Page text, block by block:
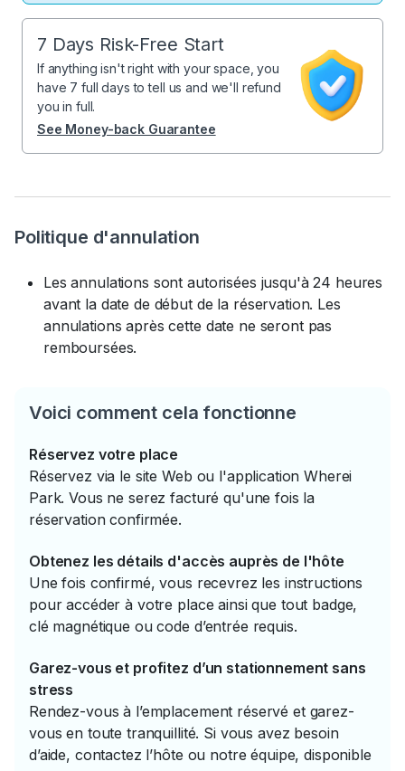
Politique d'annulation
Les annulations sont autorisées jusqu'à 24 heures
avant la date de début de la réservation. Les
annulations après cette date ne seront pas
remboursées.
Voici comment cela fonctionne
Réservez votre place
Réservez via le site Web ou l'application Wherei
Park. Vous ne serez facturé qu'une fois la
réservation confirmée.
Obtenez les détails d'accès auprès de l'hôte
Une fois confirmé, vous recevrez les instructions
pour accéder à votre place ainsi que tout badge,
clé magnétique ou code d’entrée requis.
Garez-vous et profitez d’un stationnement sans
stress
Rendez-vous à l’emplacement réservé et garez-
vous en toute tranquillité. Si vous avez besoin
d’aide, contactez l’hôte ou notre équipe, disponible
7 Days Risk-Free Start
If anything isn't right with your space, you
have 7 full days to tell us and we'll refund
you in full.
See Money-back Guarantee